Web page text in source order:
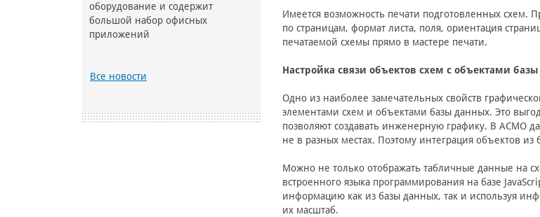
оборудование и содержит
большой набор офисных
приложений
Все новости
Имеется возможность печати подготовленных схем.
по страницам, формат листа, поля, ориентация
печатаемой схемы прямо в мастере печати.
Настройка связи объектов схем с объектами
Одно из наиболее замечательных свойств
элементами схем и объектами базы данных. Это
позволяют создавать инженерную графику. В АСМО
не в разных местах. Поэтому интеграция объектов
Можно не только отображать табличные данные на
встроенного языка программирования на базе
информацию как из базы данных, так и используя
их масштаб.